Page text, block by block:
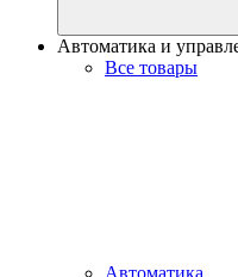
Автоматика и
Все товары
Автоматика